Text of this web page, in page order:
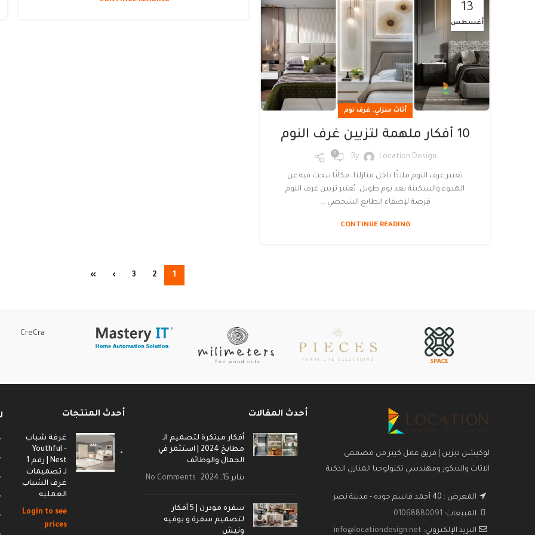
13
أغسطس
أثاث منزلي, غرف نوم
10 أفكار ملهمة لتزيين غرف النوم
By Location Design
0
تعتبر غرف النوم ملاذًا داخل منازلنا، مكانًا نبحث فيه عن
الهدوء والسكينة بعد يوم طويل. يُعتبر تزيين غرف النوم
فرصة لإضفاء الطابع الشخصي ...
CONTINUE READING
1
2
3
›
»
CreCra
لوكيشن ديزين | فريق عمل كبير من مصممى
الاثاث والديكور ومهندسي تكنولوجيا المنازل الذكية
المعرض : 40 أحمد قاسم جوده - مدينة نصر
المبيعات: 01068880091
البريد الإلكتروني: info@locationdesign.net
أحدث المقالات
أفكار مبتكرة لتصميم الـ
مطابخ 2024 | استثمر في
الجمال والوظائف
يناير 15, 2024 No Comments
سفره مودرن | 5 أفكار
لتصميم سفرة و بوفيه
ونيش
أحدث المنتجات
غرفة شباب
- Youthful
Nest | رقم 1
لـ تصميمات
غرف الشباب
العمليه
Login to see
prices